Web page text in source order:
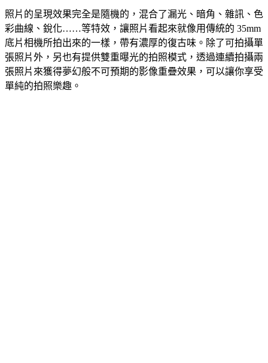
照片的呈現效果完全是隨機的，混合了漏光、暗角、雜訊、色
彩曲線、銳化……等特效，讓照片看起來就像用傳統的 35mm
底片相機所拍出來的一樣，帶有濃厚的復古味。除了可拍攝單
張照片外，另也有提供雙重曝光的拍照模式，透過連續拍攝兩
張照片來獲得夢幻般不可預期的影像重疊效果，可以讓你享受
單純的拍照樂趣。